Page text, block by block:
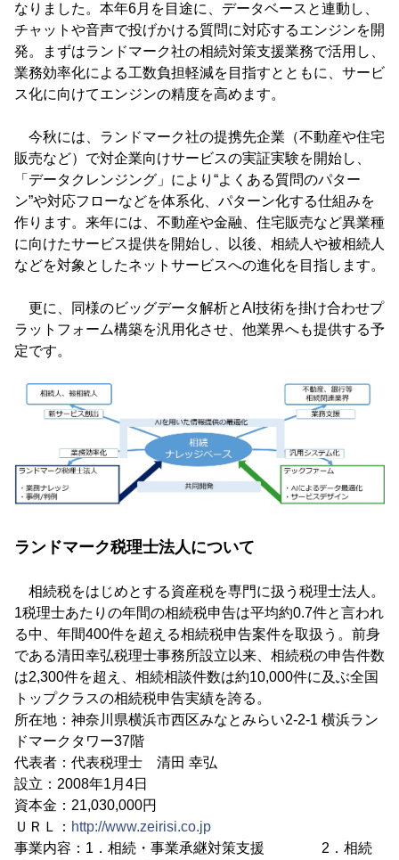
なりました。本年6月を目途に、データベースと連動し、
チャットや音声で投げかける質問に対応するエンジンを開
発。まずはランドマーク社の相続対策支援業務で活用し、
業務効率化による工数負担軽減を目指すとともに、サービ
ス化に向けてエンジンの精度を高めます。
今秋には、ランドマーク社の提携先企業（不動産や住宅
販売など）で対企業向けサービスの実証実験を開始し、
「データクレンジング」により“よくある質問のパター
ン”や対応フローなどを体系化、パターン化する仕組みを
作ります。来年には、不動産や金融、住宅販売など異業種
に向けたサービス提供を開始し、以後、相続人や被相続人
などを対象としたネットサービスへの進化を目指します。
更に、同様のビッグデータ解析とAI技術を掛け合わせプ
ラットフォーム構築を汎用化させ、他業界へも提供する予
定です。
ランドマーク税理士法人について
相続税をはじめとする資産税を専門に扱う税理士法人。
1税理士あたりの年間の相続税申告は平均約0.7件と言われ
る中、年間400件を超える相続税申告案件を取扱う。前身
である清田幸弘税理士事務所設立以来、相続税の申告件数
は2,300件を超え、相続相談件数は約10,000件に及ぶ全国
トップクラスの相続税申告実績を誇る。
所在地：神奈川県横浜市西区みなとみらい2-2-1 横浜ラン
ドマークタワー37階
代表者：代表税理士 清田 幸弘
設立：2008年1月4日
資本金：21,030,000円
ＵＲＬ： http://www.zeirisi.co.jp
事業内容：1．相続・事業承継対策支援 2．相続